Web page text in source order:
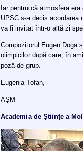
Iar pentru că atmosfera
UPSC s-a decis acordarea
va fi invitat într-o altă zi
Compozitorul Eugen Doga
olimpicilor după care, în
poză de grup.
Eugenia Tofan,
AȘM
Academia de Științe a